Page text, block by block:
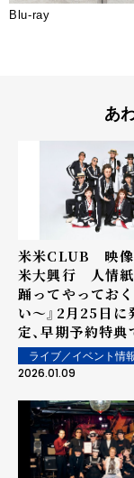
Blu-ray
あ
米米CLUB 映像
米大興行 人情
踊ってやってお
い〜』2月25日に
定、早期予約特典
ー参加の試写会＆
ベント開催決定！
ライブ／イベント情
2026.01.09